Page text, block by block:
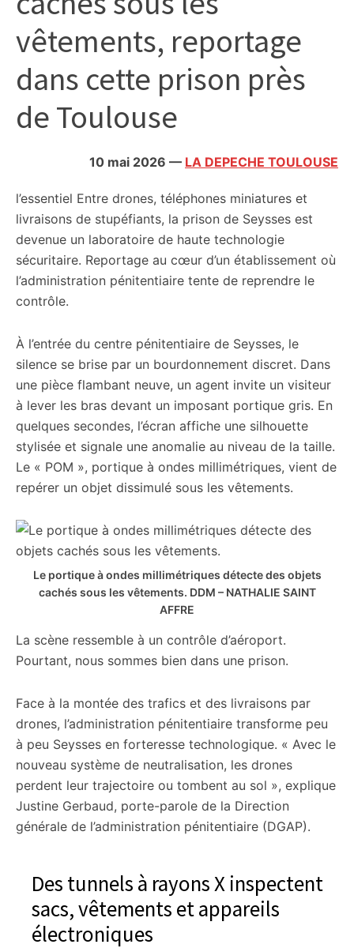
vêtements, reportage
dans cette prison près
de Toulouse
10 mai 2026 — LA DEPECHE TOULOUSE
l’essentiel Entre drones, téléphones miniatures et
livraisons de stupéfiants, la prison de Seysses est
devenue un laboratoire de haute technologie
sécuritaire. Reportage au cœur d’un établissement où
l’administration pénitentiaire tente de reprendre le
contrôle.
À l’entrée du centre pénitentiaire de Seysses, le
silence se brise par un bourdonnement discret. Dans
une pièce flambant neuve, un agent invite un visiteur
à lever les bras devant un imposant portique gris. En
quelques secondes, l’écran affiche une silhouette
stylisée et signale une anomalie au niveau de la taille.
Le « POM », portique à ondes millimétriques, vient de
repérer un objet dissimulé sous les vêtements.
Le portique à ondes millimétriques détecte des objets
cachés sous les vêtements. DDM – NATHALIE SAINT
AFFRE
La scène ressemble à un contrôle d’aéroport.
Pourtant, nous sommes bien dans une prison.
Face à la montée des trafics et des livraisons par
drones, l’administration pénitentiaire transforme peu
à peu Seysses en forteresse technologique. « Avec le
nouveau système de neutralisation, les drones
perdent leur trajectoire ou tombent au sol », explique
Justine Gerbaud, porte-parole de la Direction
générale de l’administration pénitentiaire (DGAP).
Des tunnels à rayons X inspectent
sacs, vêtements et appareils
électroniques